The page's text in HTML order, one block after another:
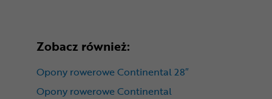
Zobacz również:
Opony rowerowe Continental 28″
Opony rowerowe Continental